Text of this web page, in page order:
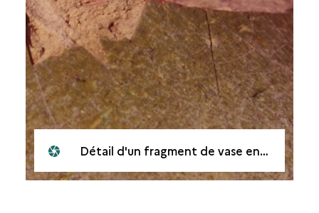
Détail d'un fragment de vase en céramique argileuse à glaçure